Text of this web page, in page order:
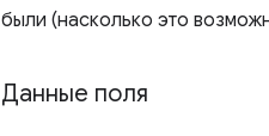
были (насколько это
Данные поля